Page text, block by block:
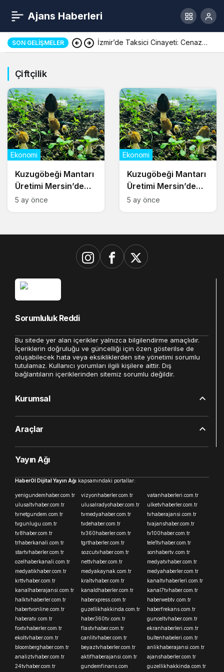
Ajans Haberleri
SON GELIŞMELER İzmir’de Taksici Cinayeti: Cenaze
Çiftçilik
Kuzugöbeği Mantarı
Üretimi Mersin’de
Başladı
Ekonomi
5 ay önce
Kuzugöbeği Mantarı
Üretimi Mersin’de
Başladı
Ekonomi
5 ay önce
Sorumluluk Reddi
Bu sitede yer alan içerikler yalnızca bilgilendirme amaçlıdır.
İçeriklerin doğruluğu ve güncelliği için özen gösterilse de
oluşabilecek hata veya eksikliklerden site yönetimi sorumlu
tutulamaz. Kullanıcı yorumları ilgili kişilere aittir. Dış
bağlantıların içeriklerinden sitemiz sorumlu değildir.
Kurumsal
Araçlar
Yayın Ağı
HaberOl Dijital Yayın Ağı kapsamındaki portallar:
yenigundemhaber.com.tr vizyonhaberler.com.tr
vatanhaberleri.com.tr
ulusaltvhaber.com.tr
ulusalradyohaber.com.tr
ulketvhaberler.com.tr
tvnetgundem.com.tr
tvmedyahaber.com.tr
tvhaberajansi.com.tr
tvgunlugu.com.tr
tvdehaber.com.tr
tvajanshaber.com.tr
tv8haber.com.tr
tv360haberler.com.tr
tv100haber.com.tr
trhaberkanali.com.tr
tgrthaberler.com.tr
tele1tvhaber.com.tr
startvhaberler.com.tr
sozcutvhaber.com.tr
sonhabertv.com.tr
ozelhaberkanali.com.tr
nettvhaber.com.tr
medyatvhaber.com.tr
medyatikhaber.com.tr
medyakaynak.com.tr
medyahaberler.com.tr
krttvhaber.com.tr
kraltvhaber.com.tr
kanaltvhaberleri.com.tr
kanalhaberajansi.com.tr
kanaldhaberler.com.tr
kanal7tvhaber.com.tr
halktvhaberler.com.tr
haberxpress.com.tr
haberwebtv.com.tr
habertvonline.com.tr
guzellikhakkinda.com.tr
haberfrekans.com.tr
haberatv.com.tr
haber360tv.com.tr
gunceltvhaber.com.tr
foxtvhaberler.com.tr
flastvhaber.com.tr
ekranhaberleri.com.tr
ekoltvhaber.com.tr
canlitvhaber.com.tr
bultenhabeleri.com.tr
bloomberghaber.com.tr
beyaztvhaberler.com.tr
anlikhaberajansi.com.tr
analiztvhaber.com.tr
aktifhaberajansi.com.tr
ajanshaberler.com.tr
24tvhaber.com.tr
gundemfinans.com guzellikhakkinda.com.tr